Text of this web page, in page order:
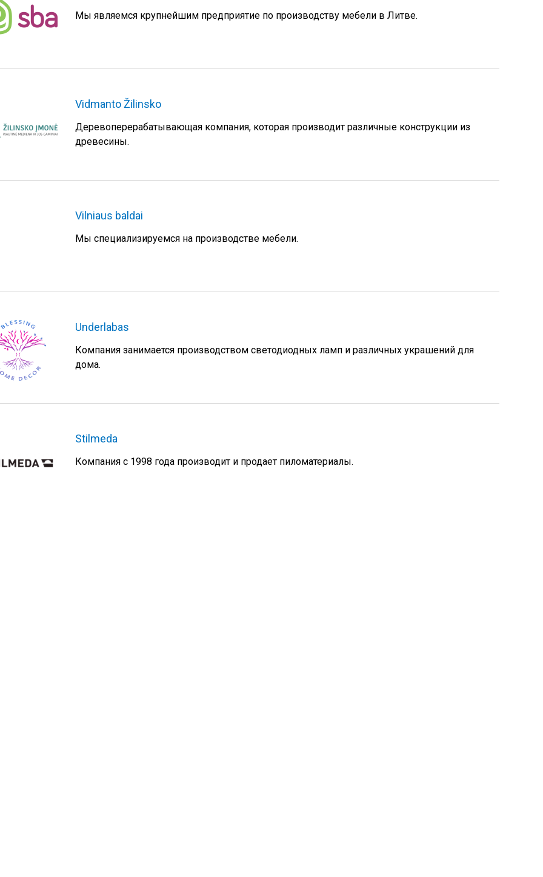
Мы являемся крупнейшим предприятие по производству мебели в Литве.
Vidmanto Žilinsko
Деревоперерабатывающая компания, которая производит различные конструкции из
древесины.
Vilniaus baldai
Мы специализируемся на производстве мебели.
Underlabas
Компания занимается производством светодиодных ламп и различных украшений для
дома.
Stilmeda
Компания с 1998 года производит и продает пиломатериалы.